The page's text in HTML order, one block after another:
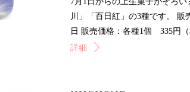
川」「百日紅」の3種です。 販
日 販売価格：各種1個 335円
詳細